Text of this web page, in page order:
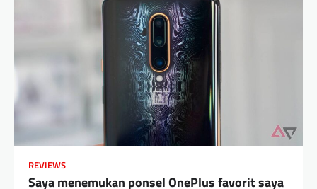
REVIEWS
Saya menemukan ponsel OnePlus favorit saya